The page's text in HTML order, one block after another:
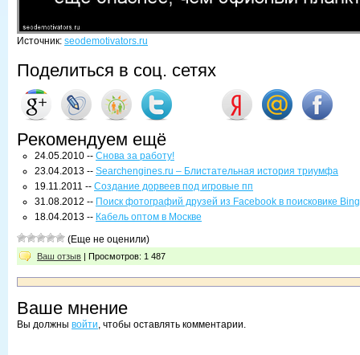
Источник: seodemotivators.ru
Поделиться в соц. сетях
Рекомендуем ещё
24.05.2010 -- Снова за работу!
23.04.2013 -- Searchengines.ru – Блистательная история триумфа
19.11.2011 -- Создание дорвеев под игровые пп
31.08.2012 -- Поиск фотографий друзей из Facebook в поисковике Bing
18.04.2013 -- Кабель оптом в Москве
(Еще не оценили)
Ваш отзыв | Просмотров: 1 487
Ваше мнение
Вы должны войти, чтобы оставлять комментарии.